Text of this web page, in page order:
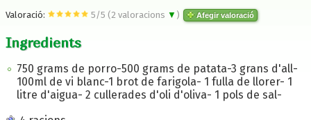
Valoració: 5 /5 (2 valoracions ▼ ) Afegir valoració
Ingredients
750 grams de porro-500 grams de patata-3 grans d'all-
100ml de vi blanc-1 brot de farigola- 1 fulla de llorer- 1
litre d'aigua- 2 cullerades d'oli d'oliva- 1 pols de sal-